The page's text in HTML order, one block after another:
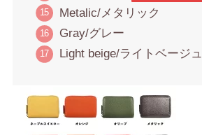
Metalic/メタリック
Gray/グレー
Light beige/ライトベージュ